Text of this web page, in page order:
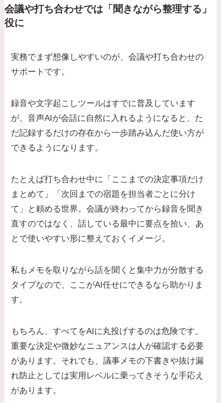
会議や打ち合わせでは「聞きながら整理する」
役に
実務でまず想像しやすいのが、会議や打ち合わせの
サポートです。
録音や文字起こしツールはすでに普及しています
が、音声AIが会話に自然に入れるようになると、た
だ記録するだけの存在から一歩踏み込んだ使い方が
できるようになります。
たとえば打ち合わせ中に「ここまでの決定事項だけ
まとめて」「次回までの宿題を担当者ごとに分け
て」と頼める世界。会議が終わってから録音を聞き
直すのではなく、話している最中に要点を拾い、あ
とで使いやすい形に整えておくイメージ。
私もメモを取りながら話を聞くと集中力が分散する
タイプなので、ここがAI任せにできるなら助かりま
す。
もちろん、すべてをAIに丸投げするのは危険です。
重要な決定や微妙なニュアンスは人が確認する必要
があります。それでも、議事メモの下書きや抜け漏
れ防止としては実用レベルに乗ってきそうな手応え
があります。